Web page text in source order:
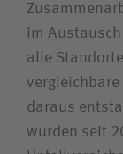
im
alle
vergleichbare
daraus
wurden seit